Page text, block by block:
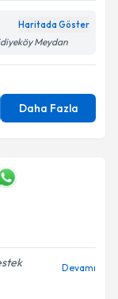
Haritada Göster
Meydan
Daha Fazla
Devamı